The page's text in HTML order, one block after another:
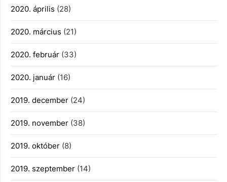
2020. április (28)
2020. március (21)
2020. február (33)
2020. január (16)
2019. december (24)
2019. november (38)
2019. október (8)
2019. szeptember (14)